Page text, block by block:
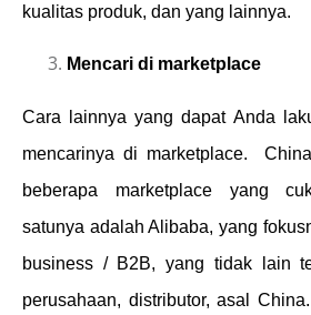
kualitas produk, dan yang lainnya.
Mencari di marketplace
Cara lainnya yang dapat Anda
mencarinya di marketplace.
beberapa marketplace yang
satunya adalah Alibaba, yang
business / B2B, yang tidak lain
perusahaan, distributor, asal